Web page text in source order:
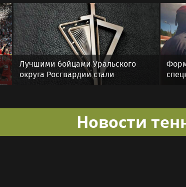
Лучшими бойцами Уральского
округа Росгвардии стали
военнослужащие озерского
Новости